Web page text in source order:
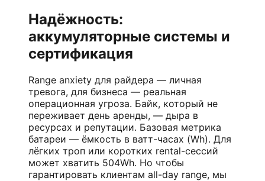
Надёжность:
аккумуляторные системы и
сертификация
Range anxiety для райдера — личная
тревога, для бизнеса — реальная
операционная угроза. Байк, который не
переживает день аренды, — дыра в
ресурсах и репутации. Базовая метрика
батареи — ёмкость в ватт-часах (Wh). Для
лёгких троп или коротких rental-сессий
может хватить 504Wh. Но чтобы
гарантировать клиентам all-day range, мы